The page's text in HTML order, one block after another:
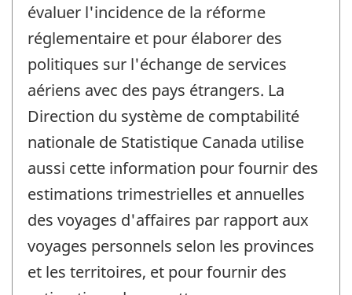
évaluer l'incidence de la réforme
réglementaire et pour élaborer des
politiques sur l'échange de services
aériens avec des pays étrangers. La
Direction du système de comptabilité
nationale de Statistique Canada utilise
aussi cette information pour fournir des
estimations trimestrielles et annuelles
des voyages d'affaires par rapport aux
voyages personnels selon les provinces
et les territoires, et pour fournir des